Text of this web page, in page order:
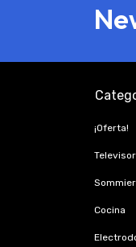
¡Oferta!
Cocina